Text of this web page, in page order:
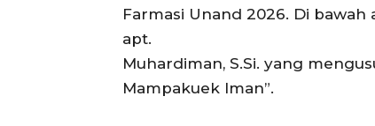
Farmasi Unand 2026. Di
apt.
Muhardiman, S.Si. yang
Mampakuek Iman”.